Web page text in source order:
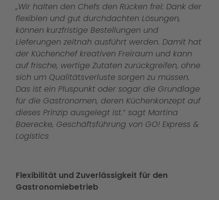
„Wir halten den Chefs den Rücken frei: Dank der
flexiblen und gut durchdachten Lösungen,
können kurzfristige Bestellungen und
Lieferungen zeitnah ausführt werden. Damit hat
der Küchenchef kreativen Freiraum und kann
auf frische, wertige Zutaten zurückgreifen, ohne
sich um Qualitätsverluste sorgen zu müssen.
Das ist ein Pluspunkt oder sogar die Grundlage
für die Gastronomen, deren Küchenkonzept auf
dieses Prinzip ausgelegt ist.“ sagt Martina
Baerecke, Geschäftsführung von GO! Express &
Logistics
Flexibilität und Zuverlässigkeit für den
Gastronomiebetrieb